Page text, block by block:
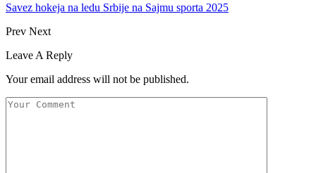
Savez hokeja na ledu Srbije na Sajmu sporta 2025
Prev Next
Leave A Reply
Your email address will not be published.